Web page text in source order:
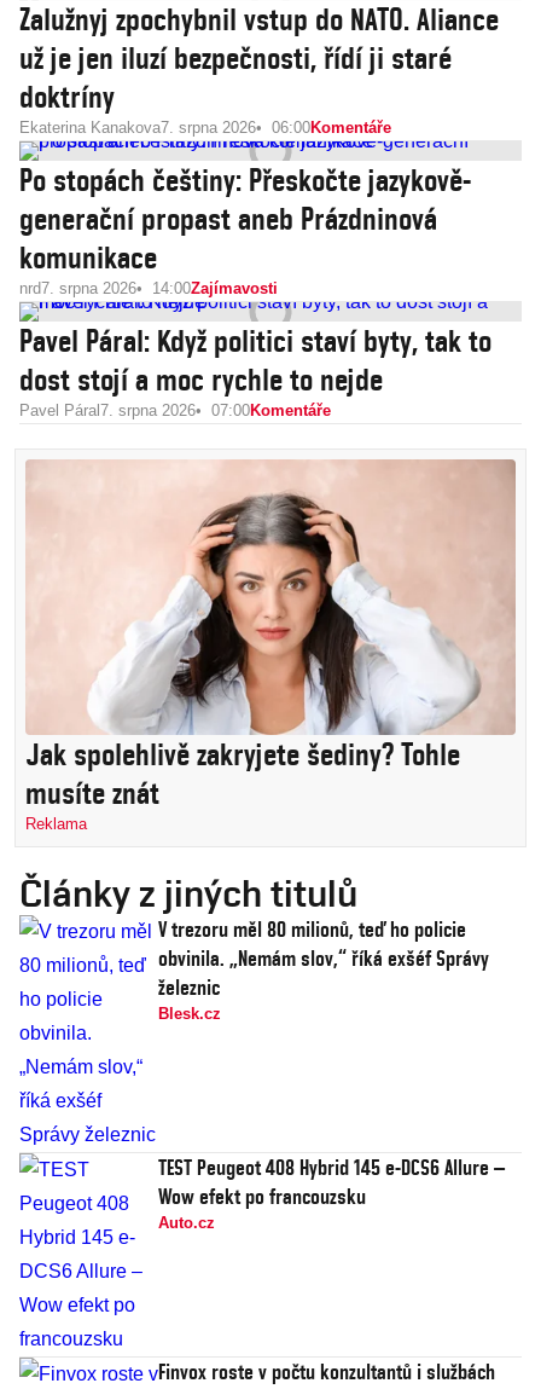
Zalužnyj zpochybnil vstup do NATO. Aliance
už je jen iluzí bezpečnosti, řídí ji staré
doktríny
Ekaterina Kanakova7. srpna 2026 06:00Komentáře
Po stopách češtiny: Přeskočte jazykově-
generační propast aneb Prázdninová
komunikace
nrd7. srpna 2026 14:00Zajímavosti
Pavel Páral: Když politici staví byty, tak to
dost stojí a moc rychle to nejde
Pavel Páral 7. srpna 2026 07:00Komentáře
Jak spolehlivě zakryjete šediny? Tohle
musíte znát
Reklama
Články z jiných titulů
V trezoru měl 80 milionů, teď ho policie
obvinila. „Nemám slov,“ říká exšéf Správy
železnic
Blesk.cz
TEST Peugeot 408 Hybrid 145 e-DCS6 Allure –
Wow efekt po francouzsku
Auto.cz
Finvox roste v počtu konzultantů i službách